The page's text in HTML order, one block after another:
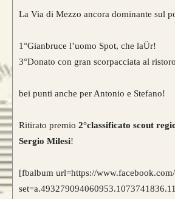
La Via di Mezzo ancora dominante sul
1°Gianbruce l’uomo Spot, che laÜr!
3°Donato con gran scorpacciata al
bei punti anche per Antonio e Stefano!
Ritirato premio 2°classificato scout
Sergio Milesi!
[fbalbum url=https://www.facebook.com/